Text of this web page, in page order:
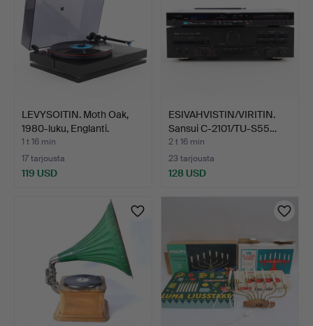
LEVYSOITIN. Moth Oak,
1980-luku, Englanti.
1 t 16 min
17 tarjousta
119 USD
ESIVAHVISTIN/VIRITIN.
Sansui C-2101/TU-S55…
2 t 16 min
23 tarjousta
128 USD